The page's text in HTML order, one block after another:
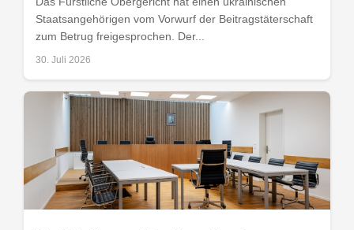
Staatsangehörigen vom Vorwurf der Beitragstäterschaft
zum Betrug freigesprochen. Der...
30. Juli 2026